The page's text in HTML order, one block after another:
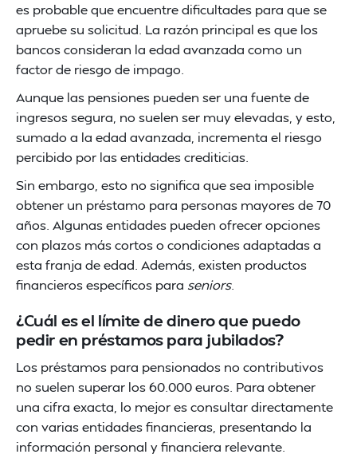
es probable que encuentre dificultades para que se
apruebe su solicitud. La razón principal es que los
bancos consideran la edad avanzada como un
factor de riesgo de impago.
Aunque las pensiones pueden ser una fuente de
ingresos segura, no suelen ser muy elevadas, y esto,
sumado a la edad avanzada, incrementa el riesgo
percibido por las entidades crediticias.
Sin embargo, esto no significa que sea imposible
obtener un préstamo para personas mayores de 70
años. Algunas entidades pueden ofrecer opciones
con plazos más cortos o condiciones adaptadas a
esta franja de edad. Además, existen productos
financieros específicos para seniors.
¿Cuál es el límite de dinero que puedo
pedir en préstamos para jubilados?
Los préstamos para pensionados no contributivos
no suelen superar los 60.000 euros. Para obtener
una cifra exacta, lo mejor es consultar directamente
con varias entidades financieras, presentando la
información personal y financiera relevante.